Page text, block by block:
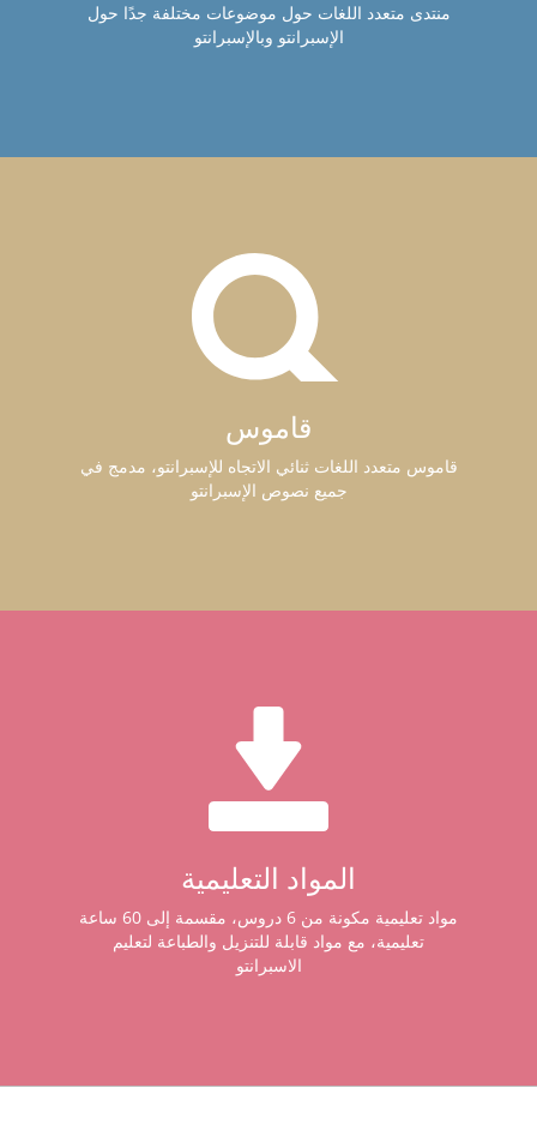
منتدى متعدد اللغات حول موضوعات مختلفة جدًا حول
الإسبرانتو وبالإسبرانتو
قاموس
قاموس متعدد اللغات ثنائي الاتجاه للإسبرانتو، مدمج في
جميع نصوص الإسبرانتو
المواد التعليمية
مواد تعليمية مكونة من 6 دروس، مقسمة إلى 60 ساعة
تعليمية، مع مواد قابلة للتنزيل والطباعة لتعليم
الاسبرانتو